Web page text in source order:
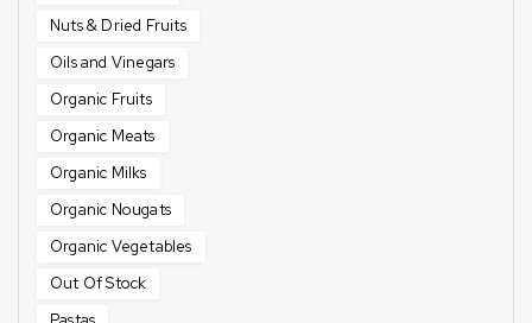
Nuts & Dried Fruits
Oils and Vinegars
Organic Fruits
Organic Meats
Organic Milks
Organic Nougats
Organic Vegetables
Out Of Stock